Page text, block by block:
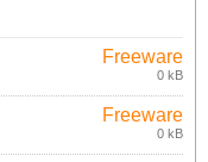
Freeware
0 kB
Freeware
0 kB